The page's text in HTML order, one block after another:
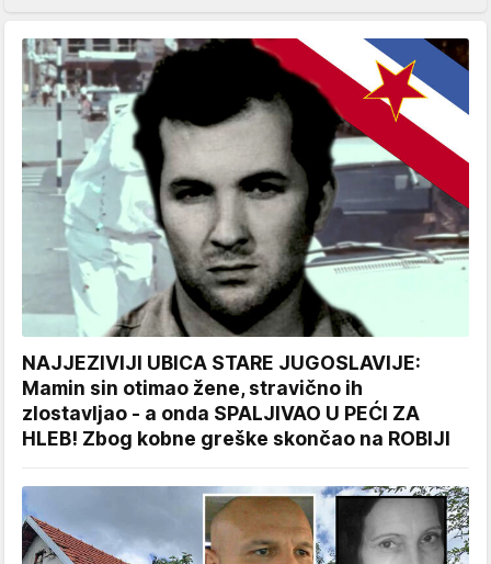
NAJJEZIVIJI UBICA STARE JUGOSLAVIJE:
Mamin sin otimao žene, stravično ih
zlostavljao - a onda SPALJIVAO U PEĆI ZA
HLEB! Zbog kobne greške skončao na ROBIJI